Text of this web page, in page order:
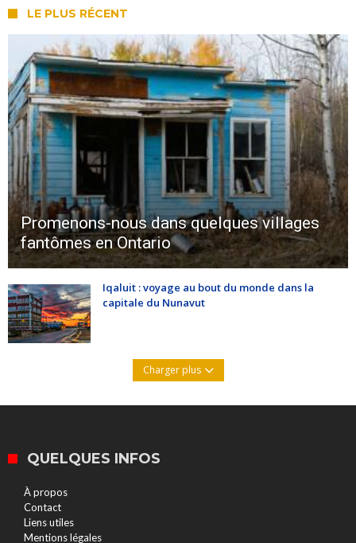
LE PLUS RÉCENT
Promenons-nous dans quelques villages
fantômes en Ontario
Iqaluit : voyage au bout du monde dans la
capitale du Nunavut
Charger plus
QUELQUES INFOS
À propos
Contact
Liens utiles
Mentions légales